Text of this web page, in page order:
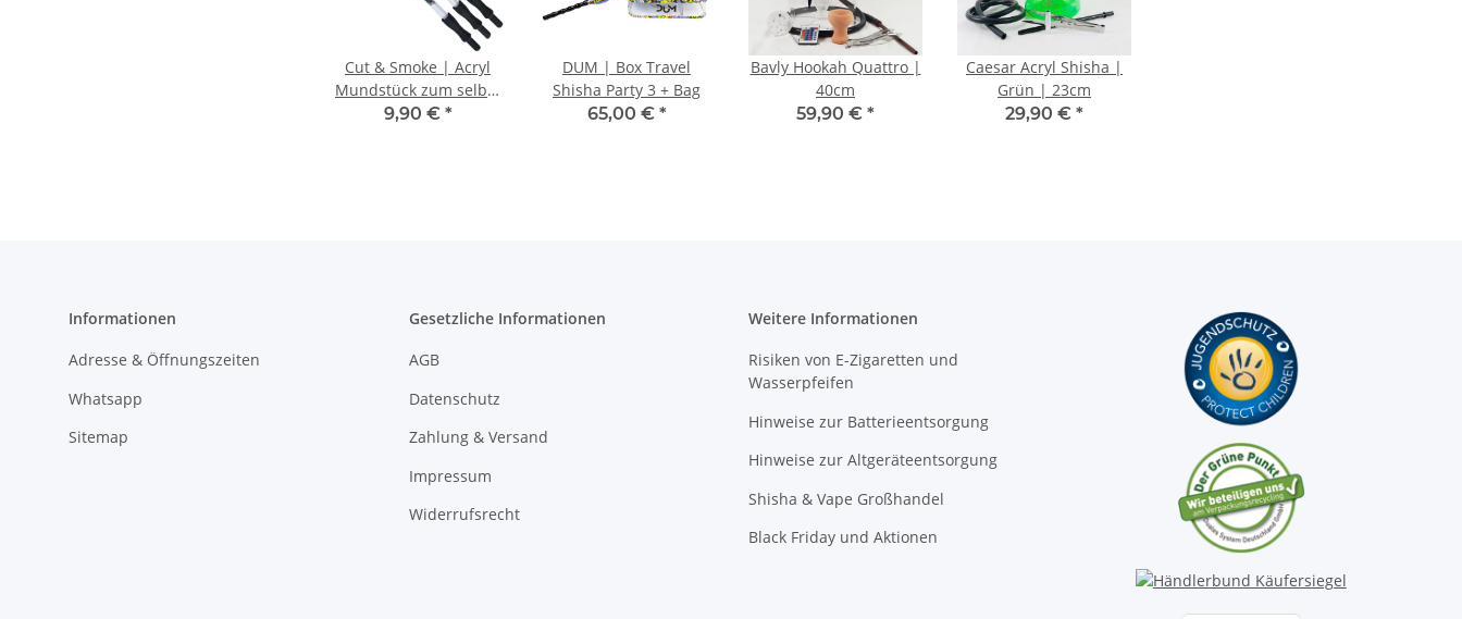
Cut & Smoke | Acryl
Mundstück zum selbst
bedrucken
9,90 € *
DUM | Box Travel
Shisha Party 3 + Bag
65,00 € *
Bavly Hookah Quattro |
40cm
59,90 € *
Caesar Acryl Shisha |
Grün | 23cm
29,90 € *
Informationen
Adresse & Öffnungszeiten
Whatsapp
Sitemap
Gesetzliche Informationen
AGB
Datenschutz
Zahlung & Versand
Impressum
Widerrufsrecht
Weitere Informationen
Risiken von E-Zigaretten und
Wasserpfeifen
Hinweise zur Batterieentsorgung
Hinweise zur Altgeräteentsorgung
Shisha & Vape Großhandel
Black Friday und Aktionen